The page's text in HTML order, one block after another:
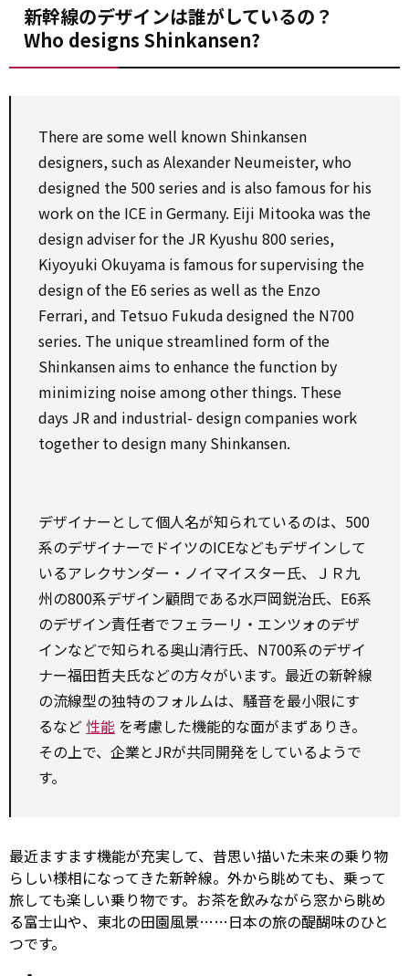
新幹線のデザインは誰がしているの？
Who designs Shinkansen?
There are somewell known Shinkansen
designers,such as Alexander Neumeister, who
designed the 500 series and is alsofamous forhis
work on the ICE in Germany. Eiji Mitooka was the
designadviserforthe JR Kyushu 800 series,
Kiyoyuki Okuyama is famous forsupervising the
designof the E6 series as well as the Enzo
Ferrari, and Tetsuo Fukuda designed the N700
series. The uniquestreamlined form of the
Shinkansen aims toenhance thefunction by
minimizing noiseamongotherthings. These
days JR and industrial- designcompanies work
togethertodesign many Shinkansen.
デザイナーとして個人名が知られているのは、500
系のデザイナーでドイツのICEなどもデザインして
いるアレクサンダー・ノイマイスター氏、ＪＲ九
州の800系デザイン顧問である水戸岡鋭治氏、E6系
のデザイン責任者でフェラーリ・エンツォのデザ
インなどで知られる奥山清行氏、N700系のデザイ
ナー福田哲夫氏などの方々がいます。最近の新幹線
の流線型の独特のフォルムは、騒音を最小限にす
るなど性能 を考慮した機能的な面がまずありき。
その上で、企業とJRが共同開発をしているようで
す。
最近ますます機能が充実して、昔思い描いた未来の乗り物
らしい様相になってきた新幹線。外から眺めても、乗って
旅しても楽しい乗り物です。お茶を飲みながら窓から眺め
る富士山や、東北の田園風景……日本の旅の醍醐味のひと
つです。